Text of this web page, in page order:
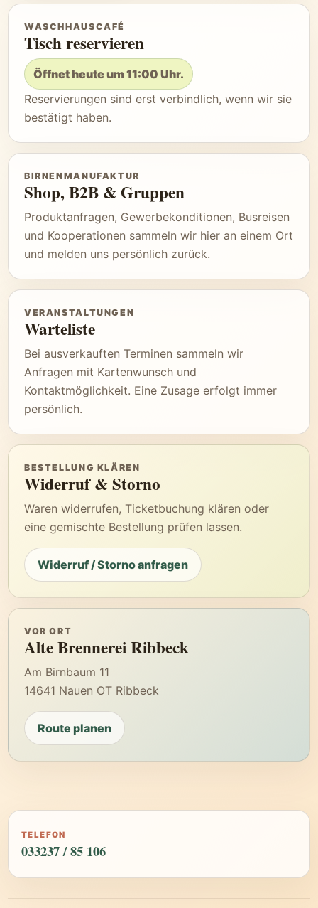
WASCHHAUSCAFÉ
Tisch reservieren
Öffnet heute um 11:00 Uhr.
Reservierungen sind erst verbindlich, wenn wir sie
bestätigt haben.
BIRNENMANUFAKTUR
Shop, B2B & Gruppen
Produktanfragen, Gewerbekonditionen, Busreisen
und Kooperationen sammeln wir hier an einem Ort
und melden uns persönlich zurück.
VERANSTALTUNGEN
Warteliste
Bei ausverkauften Terminen sammeln wir
Anfragen mit Kartenwunsch und
Kontaktmöglichkeit. Eine Zusage erfolgt immer
persönlich.
BESTELLUNG KLÄREN
Widerruf & Storno
Waren widerrufen, Ticketbuchung klären oder
eine gemischte Bestellung prüfen lassen.
Widerruf / Storno anfragen
VOR ORT
Alte Brennerei Ribbeck
Am Birnbaum 11
14641 Nauen OT Ribbeck
Route planen
TELEFON
033237 / 85 106